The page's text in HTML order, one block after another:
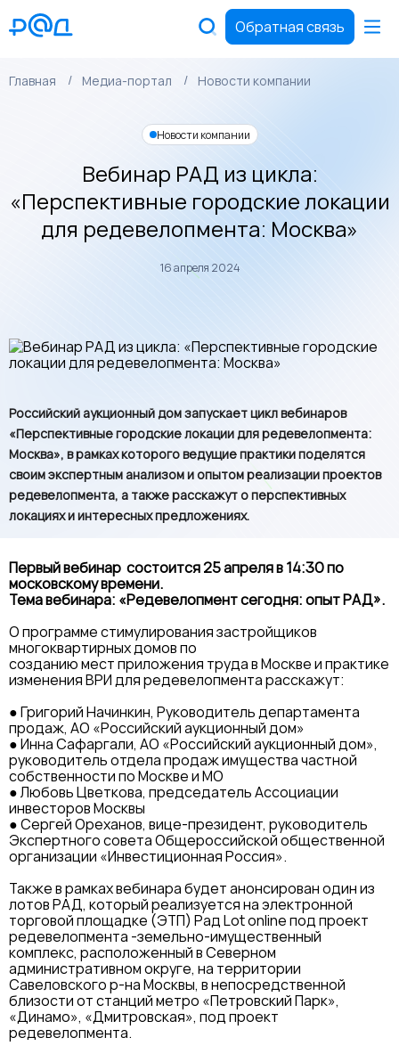
Обратная связь
Главная Медиа-портал Новости компании
Новости компании
Вебинар РАД из цикла:
«Перспективные городские локации
для редевелопмента: Москва»
16 апреля 2024
Российский аукционный дом запускает цикл вебинаров
«Перспективные городские локации для редевелопмента:
Москва», в рамках которого ведущие практики поделятся
своим экспертным анализом и опытом реализации проектов
редевелопмента, а также расскажут о перспективных
локациях и интересных предложениях.
Первый вебинар состоится 25 апреля в 14:30 по
московскому времени.
Тема вебинара: «Редевелопмент сегодня: опыт РАД».
О программе стимулирования застройщиков
многоквартирных домов по
созданию мест приложения труда в Москве и практике
изменения ВРИ для редевелопмента расскажут:
● Григорий Начинкин, Руководитель департамента
продаж, АО «Российский аукционный дом»
● Инна Сафаргали, АО «Российский аукционный дом»,
руководитель отдела продаж имущества частной
собственности по Москве и МО
● Любовь Цветкова, председатель Ассоциации
инвесторов Москвы
● Сергей Ореханов, вице-президент, руководитель
Экспертного совета Общероссийской общественной
организации «Инвестиционная Россия».
Также в рамках вебинара будет анонсирован один из
лотов РАД, который реализуется на электронной
торговой площадке (ЭТП) Рад Lot online под проект
редевелопмента -земельно-имущественный
комплекс, расположенный в Северном
административном округе, на территории
Савеловского р-на Москвы, в непосредственной
близости от станций метро «Петровский Парк»,
«Динамо», «Дмитровская», под проект
редевелопмента.